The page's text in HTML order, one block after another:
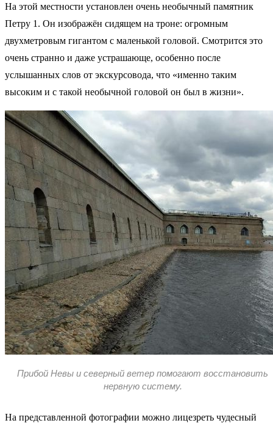
На этой местности установлен очень необычный памятник
Петру 1. Он изображён сидящем на троне: огромным
двухметровым гигантом с маленькой головой. Смотрится это
очень странно и даже устрашающе, особенно после
услышанных слов от экскурсовода, что «именно таким
высоким и с такой необычной головой он был в жизни».
Прибой Невы и северный ветер помогают восстановить
нервную систему.
На представленной фотографии можно лицезреть чудесный